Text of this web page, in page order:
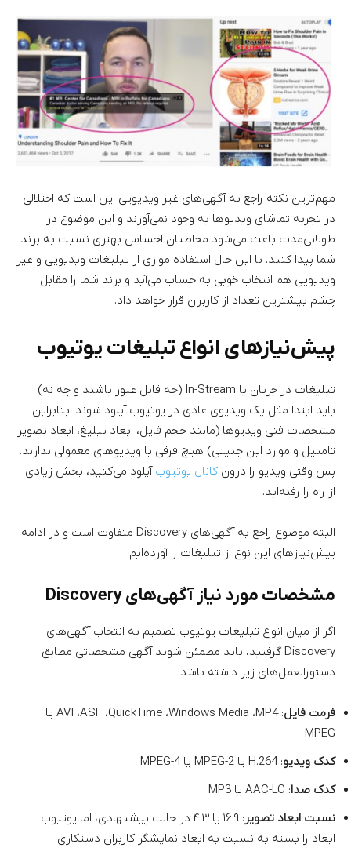
مهم‌ترین نکته راجع به آگهی‌های غیر ویدیویی این است که اختلالی
در تجربه تماشای ویدیوها به وجود نمی‌آورند و این موضوع در
طولانی‌مدت باعث می‌شود مخاطبان احساس بهتری نسبت به برند
شما پیدا کنند. با این حال استفاده موازی از تبلیغات ویدیویی و غیر
ویدیویی هم انتخاب خوبی به حساب می‌آید و برند شما را مقابل
چشم بیشترین تعداد از کاربران قرار خواهد داد.
پیش‌نیازهای انواع تبلیغات یوتیوب
تبلیغات در جریان یا In-Stream (چه قابل عبور باشند و چه نه)
باید ابتدا مثل یک ویدیوی عادی در یوتیوب آپلود شوند. بنابراین
مشخصات فنی ویدیوها (مانند حجم فایل، ابعاد تبلیغ، ابعاد تصویر
تامنیل و موارد این چنینی) هیچ فرقی با ویدیوهای معمولی ندارند.
پس وقتی ویدیو را درون کانال یوتیوب آپلود می‌کنید، بخش زیادی
از راه را رفته‌اید.
البته موضوع راجع به آگهی‌های Discovery متفاوت است و در ادامه
پیش‌نیازهای این نوع از تبلیغات را آورده‌ایم.
مشخصات مورد نیاز آگهی‌های Discovery
اگر از میان انواع تبلیغات یوتیوب تصمیم به انتخاب آگهی‌های
Discovery گرفتید، باید مطمئن شوید آگهی مشخصاتی مطابق
دستورالعمل‌های زیر داشته باشد:
فرمت فایل
: AVI ،ASF ،QuickTime ،Windows Media ،MP4 یا
MPEG
کدک ویدیو: H.264 یا MPEG-2 یا MPEG-4
کدک صدا: AAC-LC یا MP3
نسبت ابعاد تصویر
: ۱۶:۹ یا ۴:۳ در حالت پیشنهادی، اما یوتیوب
ابعاد را بسته به نسبت به ابعاد نمایشگر کاربران دستکاری